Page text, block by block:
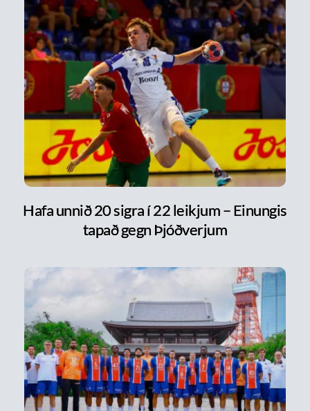
Hafa unnið 20 sigra í 22 leikjum – Einungis
tapað gegn Þjóðverjum